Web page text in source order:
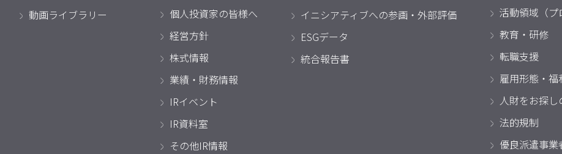
動画ライブラリー
個人投資家の皆様へ
経営方針
株式情報
業績・財務情報
IRイベント
IR資料室
その他IR情報
イニシアティブへの参画・外部評価
ESGデータ
統合報告書
活動領域（プ
教育・研修
転職支援
雇用形態・福
人財をお探し
法的規制
優良派遣事